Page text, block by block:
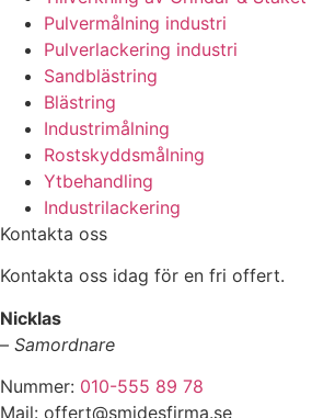
Pulvermålning industri
Pulverlackering industri
Sandblästring
Blästring
Industrimålning
Rostskyddsmålning
Ytbehandling
Industrilackering
Kontakta oss
Kontakta oss idag för en fri offert.
Nicklas
– Samordnare
Nummer: 010-555 89 78
Mail: offert@smidesfirma.se